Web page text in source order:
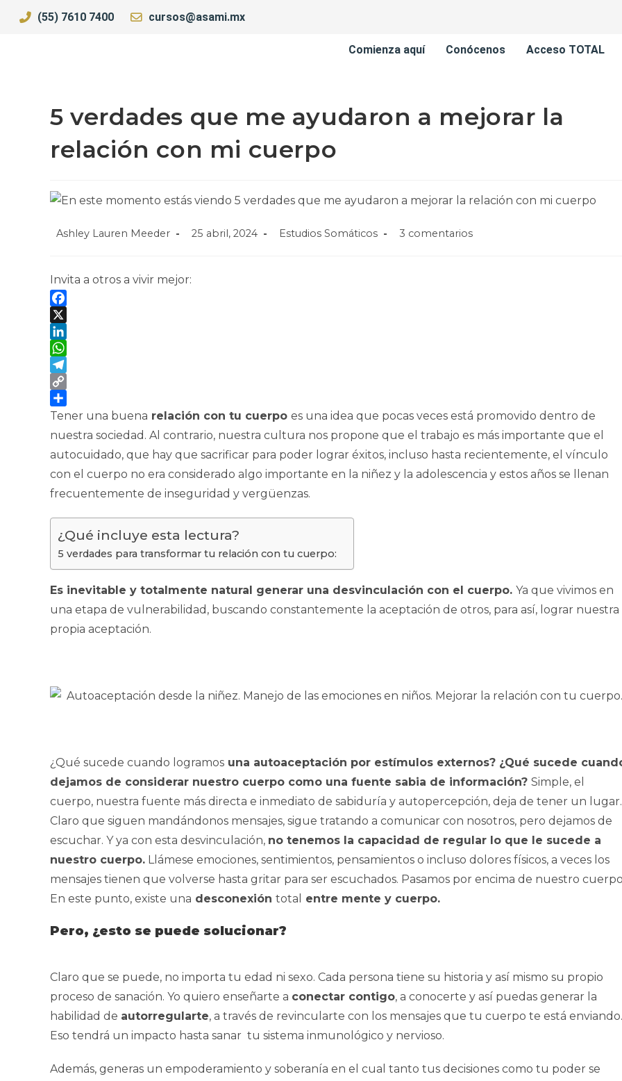
(55) 7610 7400 cursos@asami.mx
Comienza aquí Conócenos Acceso TOTAL
5 verdades que me ayudaron a mejorar la
relación con mi cuerpo
Ashley Lauren Meeder 25 abril, 2024 Estudios Somáticos 3 comentarios
Invita a otros a vivir mejor:
F
a
c
e
b
o
o
k
X
L
n
k
e
d
W
h
a
t
s
p
T
e
l
e
a
m
C
o
p
i
n
k
C
o
a
r
t
Tener una buena relación con tu cuerpo es una idea que pocas veces está promovido dentro de
nuestra sociedad. Al contrario, nuestra cultura nos propone que el trabajo es más importante que el
autocuidado, que hay que sacrificar para poder lograr éxitos, incluso hasta recientemente, el vínculo
con el cuerpo no era considerado algo importante en la niñez y la adolescencia y estos años se llenan
frecuentemente de inseguridad y vergüenzas.
¿Qué incluye esta lectura?
5 verdades para transformar tu relación con tu cuerpo:
Es inevitable y totalmente natural generar una desvinculación con el cuerpo. Ya que vivimos en
una etapa de vulnerabilidad, buscando constantemente la aceptación de otros, para así, lograr nuestra
propia aceptación.
¿Qué sucede cuando logramos una autoaceptación por estímulos externos? ¿Qué sucede
dejamos de considerar nuestro cuerpo como una fuente sabia de información? Simple, el
cuerpo, nuestra fuente más directa e inmediato de sabiduría y autopercepción, deja de tener un lugar.
Claro que siguen mandándonos mensajes, sigue tratando a comunicar con nosotros, pero dejamos de
escuchar. Y ya con esta desvinculación, no tenemos la capacidad de regular lo que le sucede a
nuestro cuerpo. Llámese emociones, sentimientos, pensamientos o incluso dolores físicos, a veces los
mensajes tienen que volverse hasta gritar para ser escuchados. Pasamos por encima de nuestro
En este punto, existe una desconexión total entre mente y cuerpo.
Pero, ¿esto se puede solucionar?
Claro que se puede, no importa tu edad ni sexo. Cada persona tiene su historia y así mismo su propio
proceso de sanación. Yo quiero enseñarte a conectar contigo, a conocerte y así puedas generar la
habilidad de autorregularte, a través de revincularte con los mensajes que tu cuerpo te está enviando.
Eso tendrá un impacto hasta sanar tu sistema inmunológico y nervioso.
Además, generas un empoderamiento y soberanía en el cual tanto tus decisiones como tu poder se